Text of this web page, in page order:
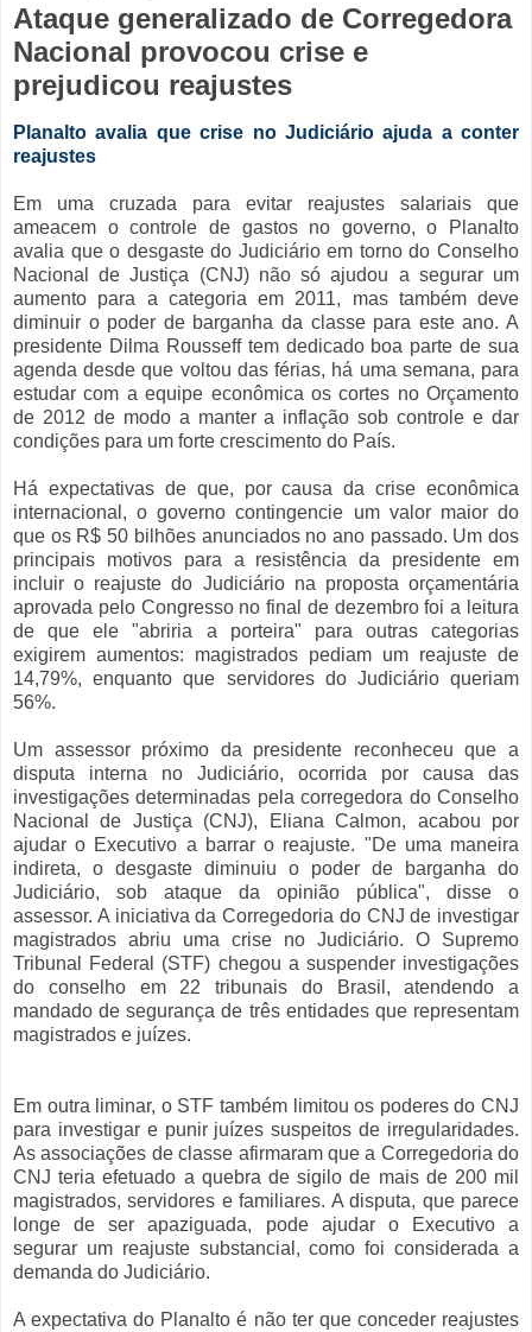
Ataque generalizado de Corregedora
Nacional provocou crise e
prejudicou reajustes
Planalto avalia que crise no Judiciário ajuda a conter
reajustes
Em uma cruzada para evitar reajustes salariais
que
ameacem ocontrole de gastosno governo, o
Planalto
avalia queo desgastedo Judiciárioem tornodoConselho
Nacional
deJustiça (CNJ) não só ajudou a segurarum
aumento para a categoria em 2011, mas também deve
diminuir o poder de barganha da classe para este ano. A
presidente Dilma Rousseff tem dedicadoboa parte de sua
agendadesde que voltou das férias, há uma semana, para
estudar com aequipe econômica os cortes no Orçamento
de 2012 de modoa mantera inflação sobcontrole edar
condições para um forte crescimento do País.
Há expectativasde que, por causa da crise econômica
internacional , ogoverno contingencie um valor maiordo
que osR$ 50 bilhões anunciadosno ano passado. Um dos
principais
motivos para a resistência da presidente em
incluir o reajuste do Judiciário na proposta orçamentária
aprovada pelo Congressono final de dezembro foi a leitura
deque ele "abriria a porteira" para outras
categorias
exigirem aumentos: magistrados pediam um reajuste de
14,79%,enquanto que servidoresdo Judiciário queriam
56%.
Um assessor próximo da presidente reconheceu que a
disputa
interna no Judiciário, ocorrida por causa
das
investigações determinadas pela corregedora doConselho
Nacional
de Justiça (CNJ), Eliana Calmon, acabou
por
ajudar o Executivo a barraro reajuste. "De uma maneira
indireta, o desgaste diminuiu o poder de barganha do
Judiciário, sob ataque da opinião pública", disse o
assessor. A iniciativa da Corregedoria do CNJ de investigar
magistrados abriu uma crise no Judiciário. O Supremo
Tribunal Federal (STF) chegou a suspender investigações
do conselhoem 22 tribunais do Brasil ,atendendo a
mandado desegurança de três entidades que representam
magistrados e juízes.
Em outra liminar, o STF também limitou os poderesdoCNJ
para investigare punir juízes suspeitos de irregularidades.
Asassociações declasse afirmaram quea Corregedoria do
CNJ teria efetuado a quebra desigilo de maisde 200 mil
magistrados,servidores efamiliares. Adisputa, que parece
longe deser apaziguada, pode ajudaro Executivoa
segurar um reajuste substancial ,como foi considerada a
demanda do Judiciário.
Aexpectativa do Planalto é não ter queconceder reajustes